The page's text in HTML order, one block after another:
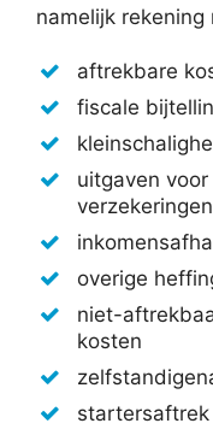
namelijk rekening
aftrekbare
fiscale
uitgaven
overige
niet-
kosten
startersaftrek